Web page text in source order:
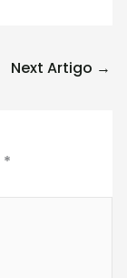
Next Artigo →
*